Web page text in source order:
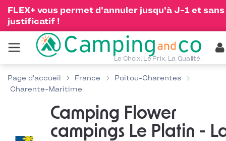
FLEX+ vous permet d'annuler jusqu'à J-1 et sans
justificatif !
Le Choix. Le Prix. La Qualité.
Page d'accueil France
Poitou-Charentes
Charente-Maritime
Camping Flower
campings Le Platin -